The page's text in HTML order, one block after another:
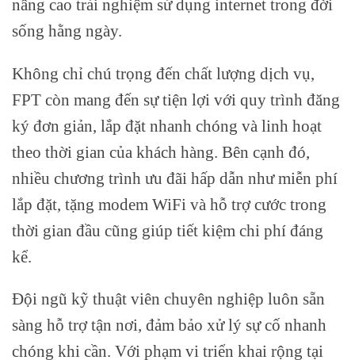
nâng cao trải nghiệm sử dụng internet trong đời
sống hằng ngày.
Không chỉ chú trọng đến chất lượng dịch vụ,
FPT còn mang đến sự tiện lợi với quy trình đăng
ký đơn giản, lắp đặt nhanh chóng và linh hoạt
theo thời gian của khách hàng. Bên cạnh đó,
nhiều chương trình ưu đãi hấp dẫn như miễn phí
lắp đặt, tặng modem WiFi và hỗ trợ cước trong
thời gian đầu cũng giúp tiết kiệm chi phí đáng
kể.
Đội ngũ kỹ thuật viên chuyên nghiệp luôn sẵn
sàng hỗ trợ tận nơi, đảm bảo xử lý sự cố nhanh
chóng khi cần. Với phạm vi triển khai rộng tại